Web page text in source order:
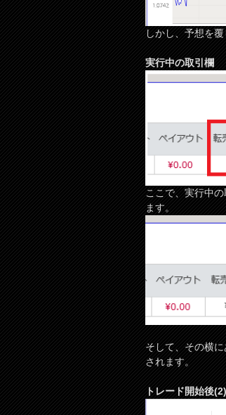
しかし、予想を
実行中の取引欄
ここで、実行中
ます。
そして、その横
されます。
トレード開始後(2)